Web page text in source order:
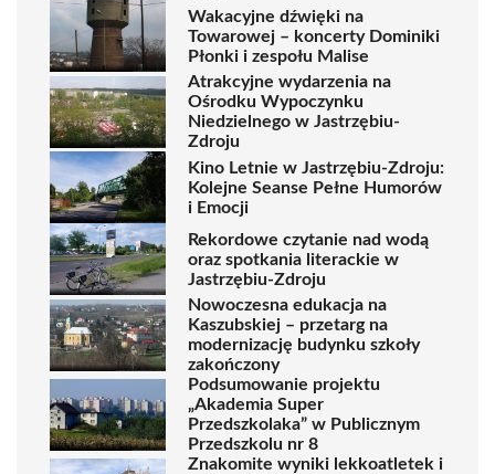
Wakacyjne dźwięki na
Towarowej – koncerty Dominiki
Płonki i zespołu Malise
Atrakcyjne wydarzenia na
Ośrodku Wypoczynku
Niedzielnego w Jastrzębiu-
Zdroju
Kino Letnie w Jastrzębiu-Zdroju:
Kolejne Seanse Pełne Humorów
i Emocji
Rekordowe czytanie nad wodą
oraz spotkania literackie w
Jastrzębiu-Zdroju
Nowoczesna edukacja na
Kaszubskiej – przetarg na
modernizację budynku szkoły
zakończony
Podsumowanie projektu
„Akademia Super
Przedszkolaka” w Publicznym
Przedszkolu nr 8
Znakomite wyniki lekkoatletek i